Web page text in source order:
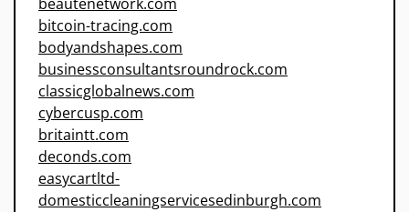
bitcoin-tracing.com
bodyandshapes.com
businessconsultantsroundrock.com
classicglobalnews.com
cybercusp.com
britaintt.com
deconds.com
easycartltd-
domesticcleaningservicesedinburgh.com